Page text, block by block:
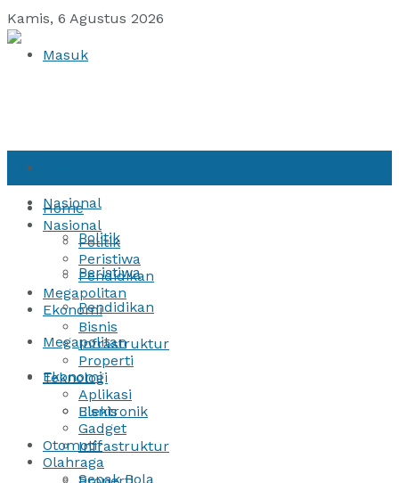
Kamis, 6 Agustus 2026
Masuk
Nasional
Politik
Peristiwa
Pendidikan
Megapolitan
Ekonomi
Bisnis
Infrastruktur
Home
Nasional
Politik
Peristiwa
Pendidikan
Megapolitan
Ekonomi
Bisnis
Infrastruktur
Properti
Teknologi
Aplikasi
Elektronik
Gadget
Otomotif
Olahraga
Sepak Bola